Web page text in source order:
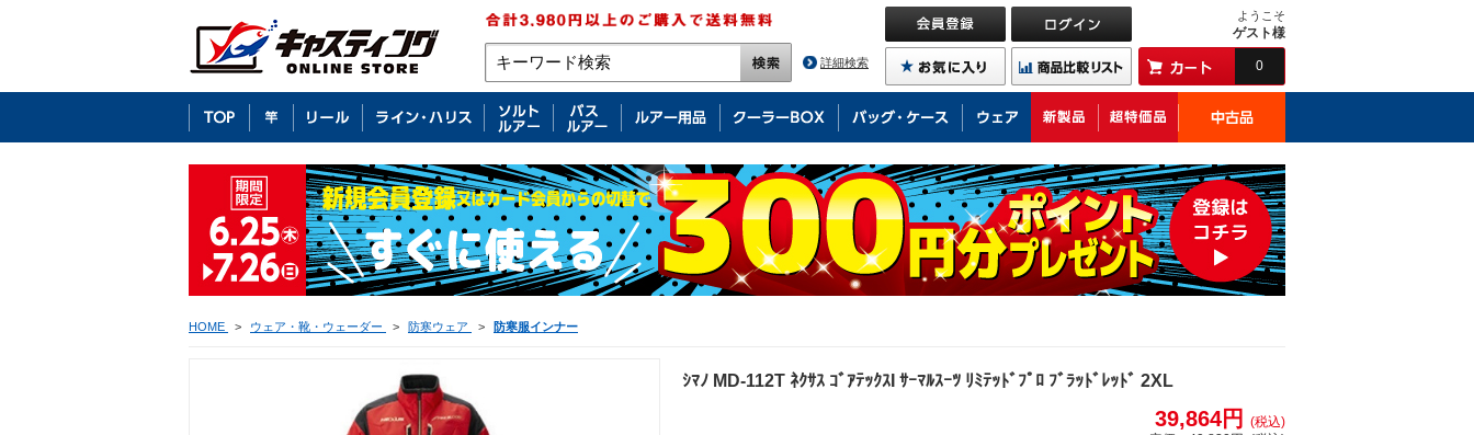
詳細検索
ようこそ
ゲスト様
0
HOME > ウェア・靴・ウェーダー > 防寒ウェア > 防寒服インナー
ｼﾏﾉ MD-112T ﾈｸｻｽ ｺﾞｱﾃｯｸｽI ｻｰﾏﾙｽｰﾂ ﾘﾐﾃｯﾄﾞﾌﾟﾛ ﾌﾞﾗｯﾄﾞﾚｯﾄﾞ 2XL
39,864円
(税込)